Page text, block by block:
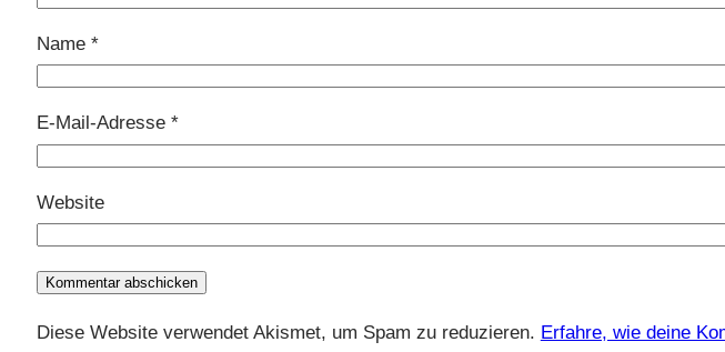
Name *
E-Mail-Adresse *
Website
Diese Website verwendet Akismet, um Spam zu reduzieren. Erfahre, wie deine